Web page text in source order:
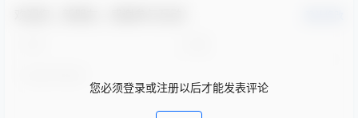
您必须登录或注册以后才能发表评论